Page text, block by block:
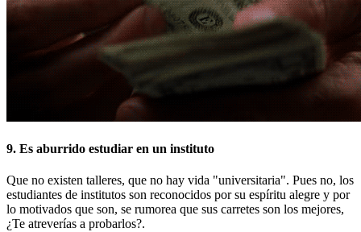
9. Es aburrido estudiar en un instituto
Que no existen talleres, que no hay vida "universitaria". Pues no, los
estudiantes de institutos son reconocidos por su espíritu alegre y por
lo motivados que son, se rumorea que sus carretes son los mejores,
¿Te atreverías a probarlos?.